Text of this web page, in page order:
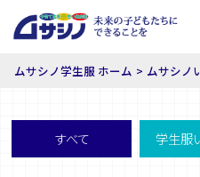
ムサシノ学生服 ホーム ムサシノ
すべて 学生服